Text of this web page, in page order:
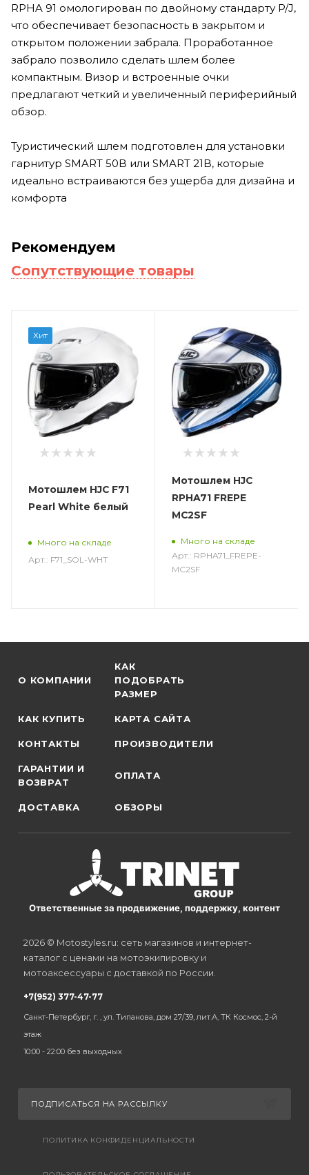
RPHA 91 омологирован по двойному стандарту P/J,
что обеспечивает безопасность в закрытом и
открытом положении забрала. Проработанное
забрало позволило сделать шлем более
компактным. Визор и встроенные очки
предлагают четкий и увеличенный периферийный
обзор.
Туристический шлем подготовлен для установки
гарнитур SMART 50B или SMART 21B, которые
идеально встраиваются без ущерба для дизайна и
комфорта
Рекомендуем
Сопутствующие товары
Хит
Мотошлем HJC F71
Pearl White белый
Много на складе
Арт.: F71_SOL-WHT
Мотошлем HJC
RPHA71 FREPE
MC2SF
Много на складе
Арт.: RPHA71_FREPE-
MC2SF
О КОМПАНИИ
КАК
ПОДОБРАТЬ
РАЗМЕР
КАК КУПИТЬ КАРТА САЙТА
КОНТАКТЫ ПРОИЗВОДИТЕЛИ
ГАРАНТИИ И
ВОЗВРАТ
ОПЛАТА
ДОСТАВКА ОБЗОРЫ
Ответственные за продвижение, поддержку, контент
2026 © Motostyles.ru: сеть магазинов и интернет-
каталог с ценами на мотоэкипировку и
мотоаксессуары с доставкой по России.
+7(952) 377-47-77
Санкт-Петербург, г. , ул. Типанова, дом 27/39, лит.А, ТК Космос, 2-й
этаж
10:00 - 22:00 без выходных
ПОДПИСАТЬСЯ НА РАССЫЛКУ
ПОЛИТИКА КОНФИДЕНЦИАЛЬНОСТИ